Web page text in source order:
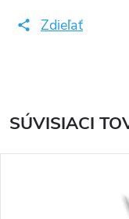
Zdieľať
SÚVISIACI